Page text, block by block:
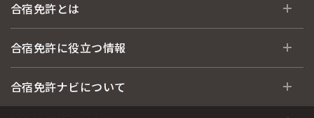
全国 教習所一覧
運転免許の種類(車種)
合宿免許とは
合宿免許とは
合宿免許選びのアドバイス
合宿免許に役立つ情報
合宿免許に役立つ情報
合宿免許ナビについて